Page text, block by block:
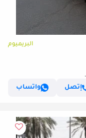
البريميوم
إتصل
واتساب